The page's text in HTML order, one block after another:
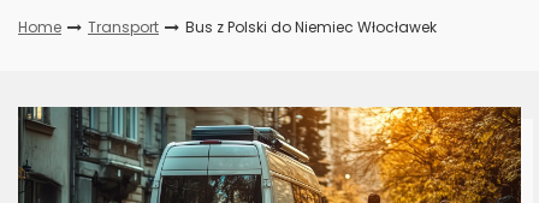
Home Transport Bus z Polski do Niemiec Włocławek